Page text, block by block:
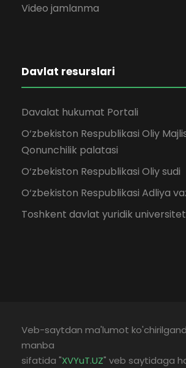
Video jamlanma
Davlat resurslari
Davalat hukumat Portali
O‘zbekiston Respublikasi Oliy
Qonunchilik palatasi
O‘zbekiston Respublikasi Oliy sudi
O‘zbekiston Respublikasi Adliya
Toshkent davlat yuridik
Veb-saytdan ma'lumot
manba
sifatida "XVYuT.UZ" veb saytidaga